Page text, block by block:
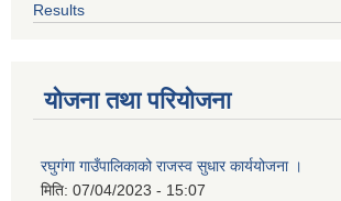
Results
योजना तथा परियोजना
रघुगंगा गाउँपालिकाको राजस्व सुधार कार्ययोजना ।
मिति: 07/04/2023 - 15:07